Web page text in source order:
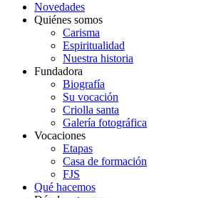
Novedades
Quiénes somos
Carisma
Espiritualidad
Nuestra historia
Fundadora
Biografía
Su vocación
Criolla santa
Galería fotográfica
Vocaciones
Etapas
Casa de formación
FJS
Qué hacemos